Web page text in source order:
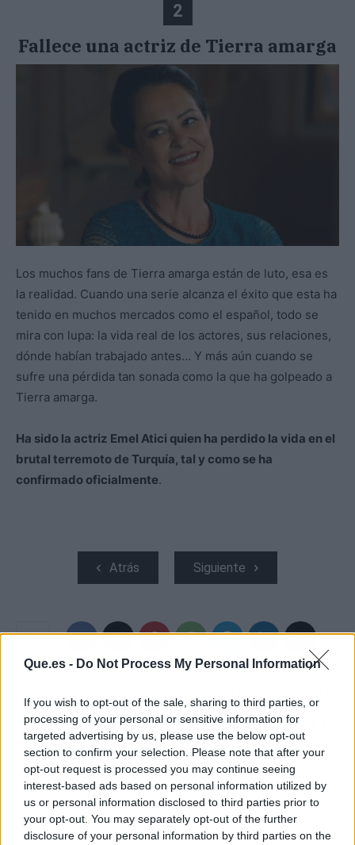
Que.es - Do Not Process My Personal Information
If you wish to opt-out of the sale, sharing to third parties, or
processing of your personal or sensitive information for
targeted advertising by us, please use the below opt-out
section to confirm your selection. Please note that after your
opt-out request is processed you may continue seeing
interest-based ads based on personal information utilized by
us or personal information disclosed to third parties prior to
your opt-out. You may separately opt-out of the further
disclosure of your personal information by third parties on the
2
Fallece una actriz de Tierra amarga
Los muchos fans de Tierra amarga están de luto, esa es
la realidad. Cuando una serie alcanza el éxito que esta ha
tenido en muchos mercados como el español, todo se
mira con lupa: la vida real de los actores, sus relaciones,
dónde habían trabajado antes… Y más aún cuando se
sufre una pérdida tan sonada como la que ha golpeado a
Tierra amarga.
Ha sido la actriz Emel Atici quien ha perdido la vida en el
brutal terremoto de Turquía, tal y como se ha
confirmado oficialmente.
Atrás Siguiente
MEJORAR LA
DIVERSIDAD DE UNA
EMPRESA CON HIRINT
POTENCIAR LAS
VENTAS DE LA
FARMACIA ONLINE
PARA SUPLIR EL
DESABASTECIMIENTO
DE MEDICAMENTOS